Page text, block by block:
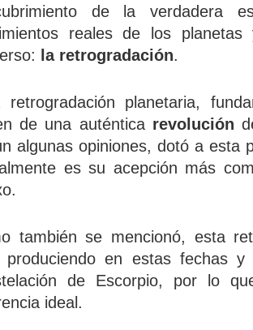
de la verdadera
reales de los
la retrogradación.
retrogradación planetaria,
de una auténtica revolución
algunas opiniones, dotó a esta
es su acepción más
también se mencionó, esta
produciendo en estas fechas
de Escorpio, por lo
ideal.